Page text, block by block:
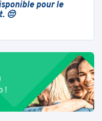
pour le
😔
!